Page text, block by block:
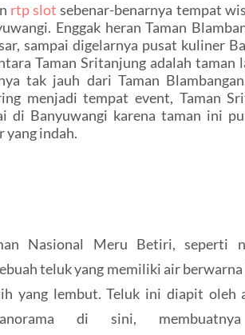
rtp slot sebenar-benarnya tempat
Enggak heran Taman
sampai digelarnya pusat kuliner
Taman Sritanjung adalah taman
tak jauh dari Taman
menjadi tempat event, Taman
di Banyuwangi karena taman ini
yang indah.
Nasional Meru Betiri, seperti
teluk yang memiliki air
yang lembut. Teluk ini diapit oleh
di sini, membuatnya